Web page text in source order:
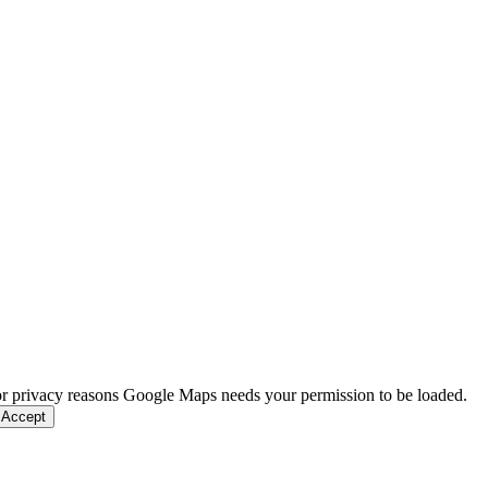
privacy reasons Google Maps needs your permission to be loaded.